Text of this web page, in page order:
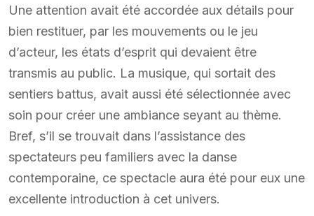
Une attention avait été accordée aux détails pour
bien restituer, par les mouvements ou le jeu
d’acteur, les états d’esprit qui devaient être
transmis au public. La musique, qui sortait des
sentiers battus, avait aussi été sélectionnée avec
soin pour créer une ambiance seyant au thème.
Bref, s’il se trouvait dans l’assistance des
spectateurs peu familiers avec la danse
contemporaine, ce spectacle aura été pour eux une
excellente introduction à cet univers.